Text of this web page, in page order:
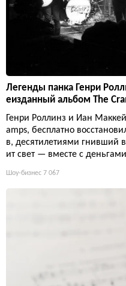
Легенды панка Генри
еизданный альбом The
Генри Роллинз и Иан
amps, бесплатно
в, десятилетиями гнивший
ит свет — вместе с
Шоу-бизнес 7 067